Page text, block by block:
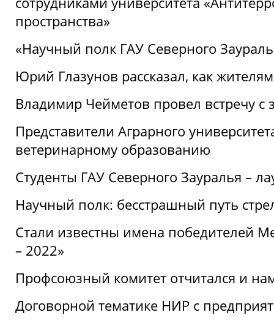
пространства»
«Научный полк ГАУ Северного
Юрий Глазунов рассказал, как
Владимир Чейметов провел встречу
Представители Аграрного
ветеринарному образованию
Студенты ГАУ Северного Зауралья –
Научный полк: бесстрашный путь
Стали известны имена победителей
– 2022»
Профсоюзный комитет отчитался и
Договорной тематике НИР с